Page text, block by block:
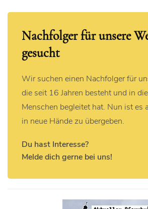
Nachfolger für unsere
gesucht
Wir suchen einen Nachfolger für
die seit 16 Jahren besteht und in
Menschen begleitet hat. Nun ist es
in neue Hände zu übergeben.
Du hast Interesse?
Melde dich gerne bei uns!